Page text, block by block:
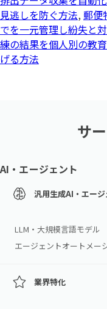
見逃しを防ぐ方法, 郵便
でを一元管理し紛失と
練の結果を個人別の教
げる方法
サ
AI・エージェント
汎用生成AI・エージ
LLM・大規模言語モデル
エージェントオートメー
業界特化